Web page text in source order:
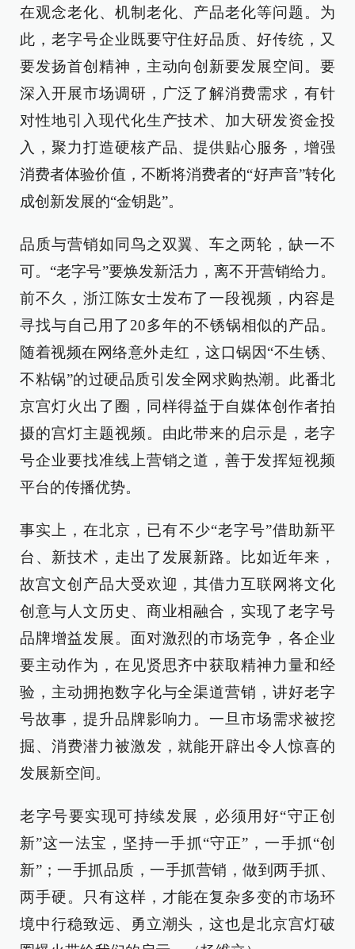
在观念老化、机制老化、产品老化等问题。为
此，老字号企业既要守住好品质、好传统，又
要发扬首创精神，主动向创新要发展空间。要
深入开展市场调研，广泛了解消费需求，有针
对性地引入现代化生产技术、加大研发资金投
入，聚力打造硬核产品、提供贴心服务，增强
消费者体验价值，不断将消费者的“好声音”转化
成创新发展的“金钥匙”。
品质与营销如同鸟之双翼、车之两轮，缺一不
可。“老字号”要焕发新活力，离不开营销给力。
前不久，浙江陈女士发布了一段视频，内容是
寻找与自己用了20多年的不锈锅相似的产品。
随着视频在网络意外走红，这口锅因“不生锈、
不粘锅”的过硬品质引发全网求购热潮。此番北
京宫灯火出了圈，同样得益于自媒体创作者拍
摄的宫灯主题视频。由此带来的启示是，老字
号企业要找准线上营销之道，善于发挥短视频
平台的传播优势。
事实上，在北京，已有不少“老字号”借助新平
台、新技术，走出了发展新路。比如近年来，
故宫文创产品大受欢迎，其借力互联网将文化
创意与人文历史、商业相融合，实现了老字号
品牌增益发展。面对激烈的市场竞争，各企业
要主动作为，在见贤思齐中获取精神力量和经
验，主动拥抱数字化与全渠道营销，讲好老字
号故事，提升品牌影响力。一旦市场需求被挖
掘、消费潜力被激发，就能开辟出令人惊喜的
发展新空间。
老字号要实现可持续发展，必须用好“守正创
新”这一法宝，坚持一手抓“守正”，一手抓“创
新”；一手抓品质，一手抓营销，做到两手抓、
两手硬。只有这样，才能在复杂多变的市场环
境中行稳致远、勇立潮头，这也是北京宫灯破